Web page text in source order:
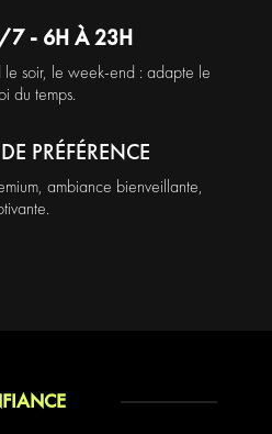
7 - 6H À 23H
le soir, le week-end : adapte le
du temps.
PRÉFÉRENCE
ambiance bienveillante,